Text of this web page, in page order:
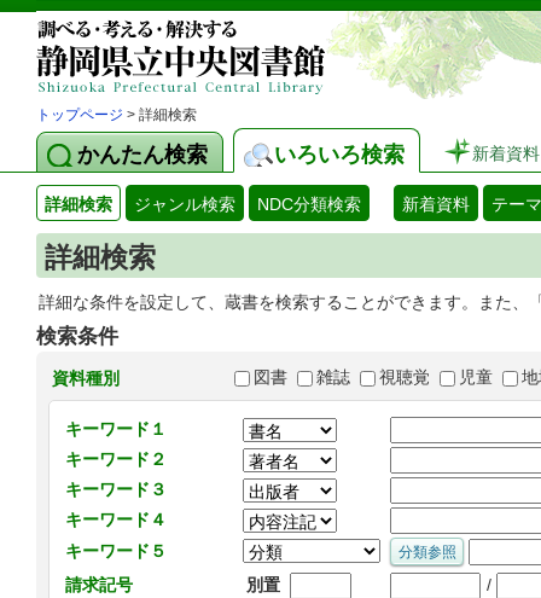
トップページ > 詳細検索
かんたん検索 いろいろ検索 新着資料
詳細検索 ジャンル検索 NDC分類検索 新着資料 テー
詳細検索
詳細な条件を設定して、蔵書を検索することができます。また
検索条件
資料種別 図書 雑誌 視聴覚 児童
キーワード１
キーワード２
キーワード３
キーワード４
キーワード５
請求記号
別置 /